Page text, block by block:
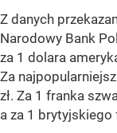
Z danych
Narodowy Bank
za 1 dolara
Za
zł. Za 1 franka
a za 1 brytyjskiego